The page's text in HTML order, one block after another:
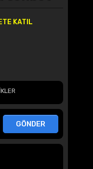
KATIL